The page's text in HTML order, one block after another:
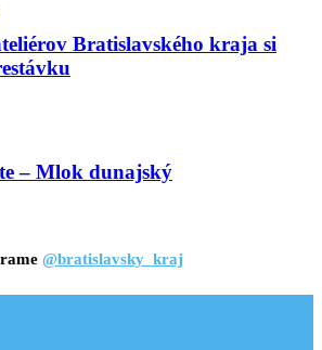
Bratislavského kraja si
– Mlok dunajský
@bratislavsky_kraj